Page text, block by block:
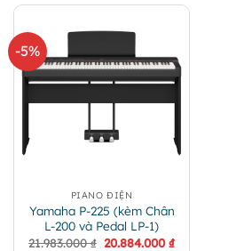
-5%
PIANO ĐIỆN
Yamaha P-225 (kèm Chân
L-200 và Pedal LP-1)
21.983.000₫ Giá
20.884.000₫Giá